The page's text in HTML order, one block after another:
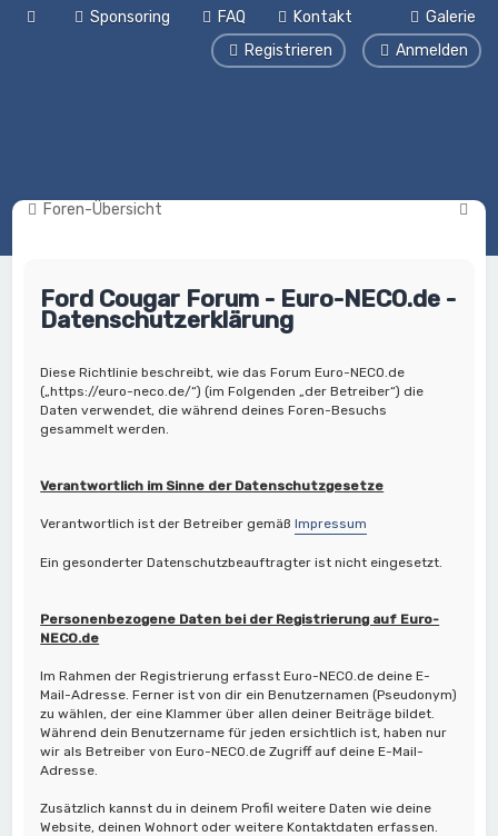
Galerie
Sponsoring FAQ
Kontakt
Anmelden
Registrieren
Foren-Übersicht
S
Ford Cougar Forum - Euro-NECO.de -
Datenschutzerklärung
Diese Richtlinie beschreibt, wie das Forum Euro-NECO.de
(„https://euro-neco.de/“) (im Folgenden „der Betreiber“) die
Daten verwendet, die während deines Foren-Besuchs
gesammelt werden.
Verantwortlich im Sinne der Datenschutzgesetze
Verantwortlich ist der Betreiber gemäßImpressum
Ein gesonderter Datenschutzbeauftragter ist nicht eingesetzt.
Personenbezogene Daten bei der Registrierung auf Euro-
NECO.de
Im Rahmen der Registrierung erfasst Euro-NECO.de deine E-
Mail-Adresse. Ferner ist von dir ein Benutzernamen (Pseudonym)
zu wählen, der eine Klammer über allen deiner Beiträge bildet.
Während dein Benutzername für jeden ersichtlich ist, haben nur
wir als Betreiber von Euro-NECO.de Zugriff auf deine E-Mail-
Adresse.
Zusätzlich kannst du in deinem Profil weitere Daten wie deine
Website, deinen Wohnort oder weitere Kontaktdaten erfassen.